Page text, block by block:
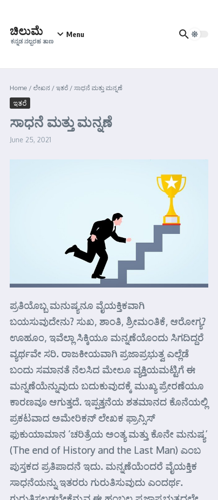
ಚಿಲುಮೆ
ಕನ್ನಡ ನಲ್ಬರಹ ತಾಣ
Menu
Home /ಲೇಖನ /ಇತರೆ /ಸಾಧನೆ ಮತ್ತು ಮನ್ನಣೆ
ಇತರೆ
ಸಾಧನೆ ಮತ್ತು ಮನ್ನಣೆ
June 25, 2021
ಪ್ರತಿಯೊಬ್ಬ ಮನುಷ್ಯನೂ ವೈಯಕ್ತಿಕವಾಗಿ
ಬಯಸುವುದೇನು? ಸುಖ, ಶಾಂತಿ, ಶ್ರೀಮಂತಿಕೆ, ಆರೋಗ್ಯ?
ಊಹೂಂ, ಇವೆಲ್ಲಾ ಸಿಕ್ಕಿಯೂ ಮನ್ನಣೆಯೊಂದು ಸಿಗದಿದ್ದರೆ
ವ್ಯರ್ಥವೇ ಸರಿ. ರಾಜಕೀಯವಾಗಿ ಪ್ರಜಾಪ್ರಭುತ್ವ ಎಲ್ಲೆಡೆ
ಬಂದು ಸಮಾನತೆ ನೆಲಸಿದ ಮೇಲೂ ವ್ಯಕ್ತಿಯಮಟ್ಟಿಗೆ ಈ
ಮನ್ನಣೆಯೆನ್ನುವುದು ಬದುಕುವುದಕ್ಕೆ ಮುಖ್ಯ ಪ್ರೇರಣೆಯೂ
ಕಾರಣವೂ ಆಗುತ್ತದೆ. ಇಪ್ಪತ್ತನೆಯ ಶತಮಾನದ ಕೊನೆಯಲ್ಲಿ
ಪ್ರಕಟವಾದ ಅಮೇರಿಕನ್ ಲೇಖಕ ಫ್ರಾನ್ಸಿಸ್
ಫುಕುಯಾಮಾನ ‘ಚರಿತ್ರೆಯ ಅಂತ್ಯ ಮತ್ತು ಕೊನೇ ಮನುಷ್ಯ’
(The end of History and the Last Man) ಎಂಬ
ಪುಸ್ತಕದ ಪ್ರತಿಪಾದನೆ ಇದು. ಮನ್ನಣೆಯೆಂದರೆ ವೈಯಕ್ತಿಕ
ಸಾಧನೆಯನ್ನು ಇತರರು ಗುರುತಿಸುವುದು ಎಂದರ್ಥ.